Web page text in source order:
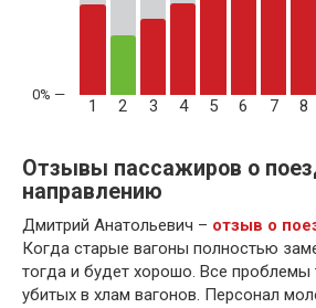
1 2 3 4 5 6 7 8
Отзывы пассажиров о
направлению
Дмитрий Анатольевич – отзыв о
Когда старые вагоны полностью
тогда и будет хорошо. Все проблемы
убитых в хлам вагонов. Персонал